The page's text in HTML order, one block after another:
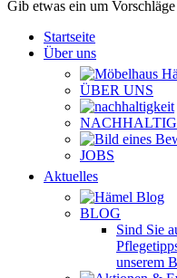
Gib etwas ein um
Startseite
Über uns
ÜBER UNS
JOBS
Aktuelles
BLOG
Sind Sie
unserem